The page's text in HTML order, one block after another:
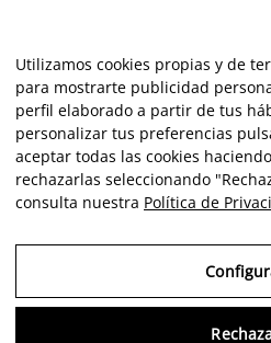
Utilizamos cookies propias y de
para mostrarte publicidad
perfil elaborado a partir de tus
personalizar tus preferencias
aceptar todas las cookies
rechazarlas seleccionando
consulta nuestra Política de